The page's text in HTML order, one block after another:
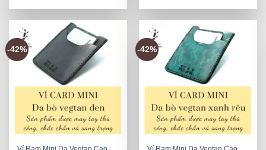
was: is: was: is:
-42% -42%